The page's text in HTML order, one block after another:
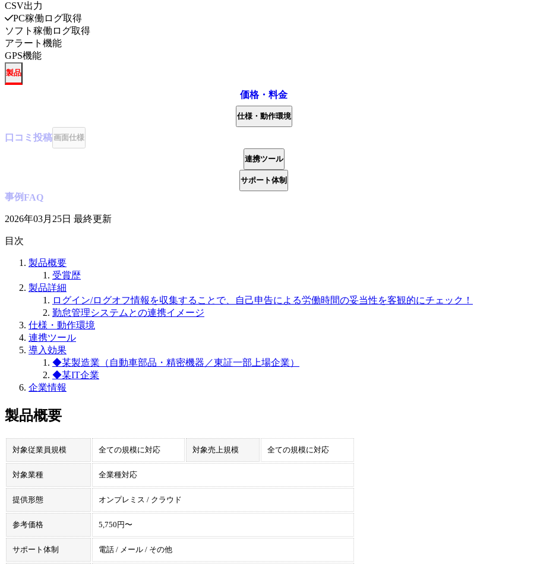
CSV出力
PC稼働ログ取得
ソフト稼働ログ取得
アラート機能
GPS機能
製品
価格・料金
仕様・動作環境
口コミ 投稿画面仕様
連携ツール
サポート体制
事例FAQ
2026年03月25日 最終更新
目次
製品概要
受賞歴
製品詳細
ログイン/ログオフ情報を収集することで、自己申告による労働時間の妥当性を客観的にチェック！
勤怠管理システムとの連携イメージ
仕様・動作環境
連携ツール
導入効果
◆某製造業（自動車部品・精密機器／東証一部上場企業）
◆某IT企業
企業情報
製品概要
対象従業員規模 全ての規模に対応 対象売上規模 全ての規模に対応
対象業種 全業種対応
提供形態 オンプレミス / クラウド
参考価格 5,750円〜
サポート体制 電話 / メール / その他